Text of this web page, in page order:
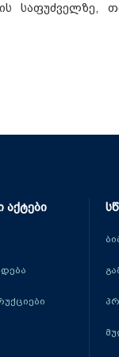
საფუძველზე,